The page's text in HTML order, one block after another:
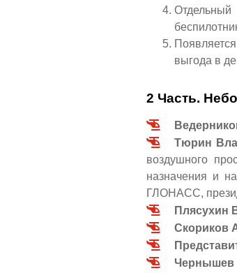
выгода в
2 Часть.
Тюрин
воздушного
назначения и
ГЛОНАСС,
Плясухин
Скориков